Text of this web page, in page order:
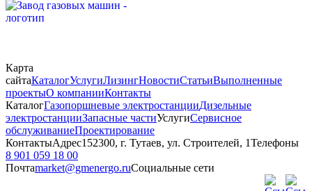
Карта
сайтаКаталогУслугиЛизингНовостиСтатьиВыполненные
проектыО компанииКонтакты
КаталогГазопоршневые электростанцииДизельные
электростанцииЗапасные частиУслугиСервисное
обслуживаниеПроектирование
КонтактыАдрес152300, г. Тутаев, ул. Строителей, 1Телефоны
8 901 059 18 00
Почтаmarket@gmenergo.ruСоциальные сети